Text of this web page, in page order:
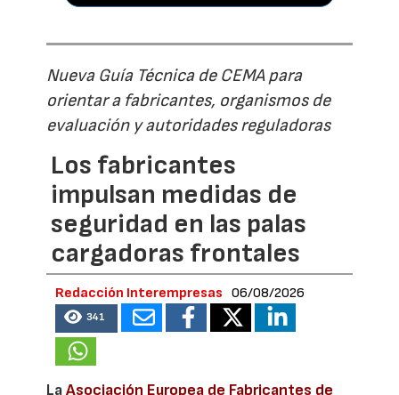
Nueva Guía Técnica de CEMA para
orientar a fabricantes, organismos de
evaluación y autoridades reguladoras
Los fabricantes
impulsan medidas de
seguridad en las palas
cargadoras frontales
Redacción Interempresas 06/08/2026
341
LaAsociación Europea de Fabricantes de